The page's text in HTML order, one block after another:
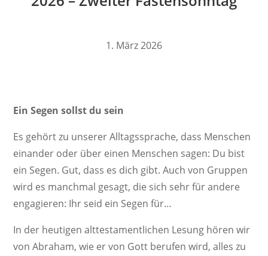
1. März 2026
Ein Segen sollst du sein
Es gehört zu unserer Alltags­sprache, dass Menschen
einander oder über einen Menschen sagen: Du bist
ein Segen. Gut, dass es dich gibt. Auch von Gruppen
wird es manchmal gesagt, die sich sehr für andere
enga­gieren: Ihr seid ein Segen für…
In der heutigen alttes­ta­ment­li­chen Lesung hören wir
von Abraham, wie er von Gott berufen wird, alles zu